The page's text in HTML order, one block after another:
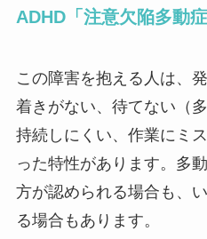
ADHD「注意欠陥多動症
この障害を抱える人は、
着きがない、待てない（
持続しにくい、作業にミ
った特性があります。多
方が認められる場合も、
る場合もあります。